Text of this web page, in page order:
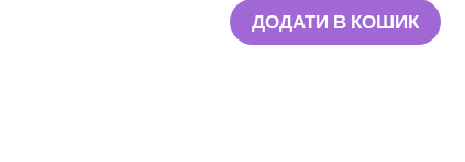
ДОДАТИ В КОШИК